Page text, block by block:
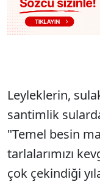
Leyleklerin,
santimlik
"Temel besin
tarlalarımızı
çok çekindiği